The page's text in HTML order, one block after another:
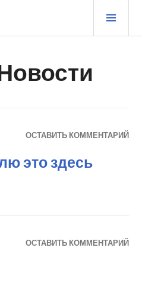
ОСТАВИТЬ КОММЕНТАРИЙ
это здесь
ОСТАВИТЬ КОММЕНТАРИЙ